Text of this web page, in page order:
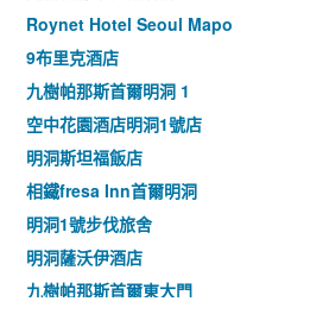
Roynet Hotel Seoul Mapo
9布里克酒店
九樹帕那斯首爾明洞 1
空中花園酒店明洞1號店
明洞斯坦福飯店
相鐵fresa Inn首爾明洞
明洞1號步伐旅舍
明洞薩沃伊酒店
九樹帕那斯首爾東大門